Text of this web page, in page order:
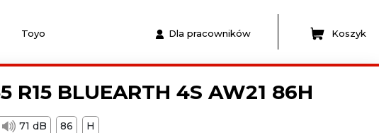
Toyo Dla pracowników Koszyk
R15 BLUEARTH 4S AW21 86H
71 dB 86 H